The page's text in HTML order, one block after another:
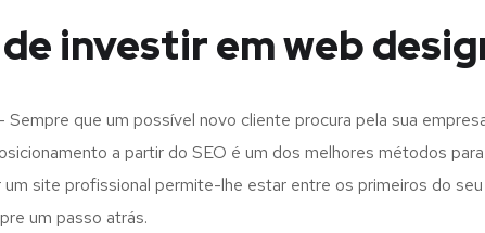
investir em web
que um possível novo cliente procura pela sua
a partir do SEO é um dos melhores métodos
site profissional permite-lhe estar entre os primeiros do
um passo atrás.